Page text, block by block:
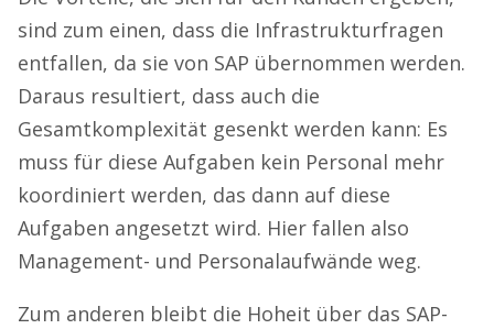
sind zum einen, dass die Infrastrukturfragen
entfallen, da sie von SAP übernommen werden.
Daraus resultiert, dass auch die
Gesamtkomplexität gesenkt werden kann: Es
muss für diese Aufgaben kein Personal mehr
koordiniert werden, das dann auf diese
Aufgaben angesetzt wird. Hier fallen also
Management- und Personalaufwände weg.
Zum anderen bleibt die Hoheit über das SAP-